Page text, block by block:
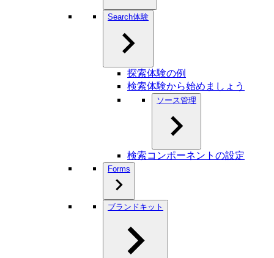
Search体験
探索体験の例
検索体験から始めましょう
ソース管理
検索コンポーネントの設定
Forms
ブランドキット